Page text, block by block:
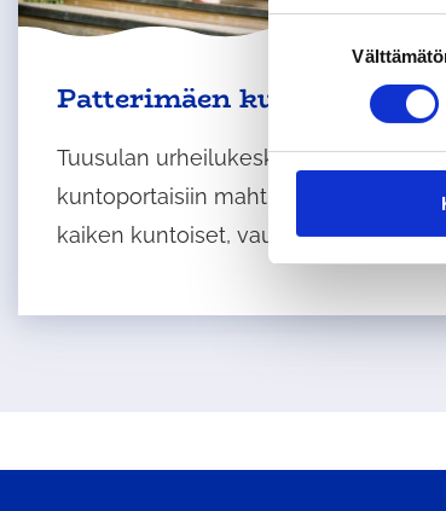
S
s
k
e
Patterimäen kuntoportaat
Tuusulan urheilukeskuksen
kuntoportaisiin mahtuvat
kaiken kuntoiset, vauhdin päätät itse!